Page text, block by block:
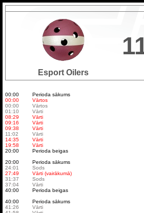
Esport Oilers
00:00 Perioda sākums
00:00
Vārtos
00:00
Vārtos
01:10
Vārti
08:29
Vārti
09:16
Vārti
09:38
Vārti
11:02
Vārti
14:35
Vārti
19:58
Vārti
20:00
Perioda beigas
20:00
Perioda sākums
24:01
Sods
27:49
Vārti (vairākumā)
31:37
Sods
37:04
Vārti
40:00
Perioda beigas
40:00
Perioda sākums
41:26
Vārti